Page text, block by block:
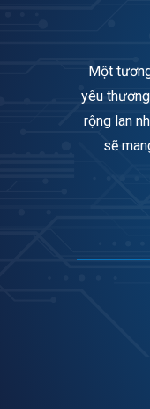
Một
yêu
rộng lan
sẽ